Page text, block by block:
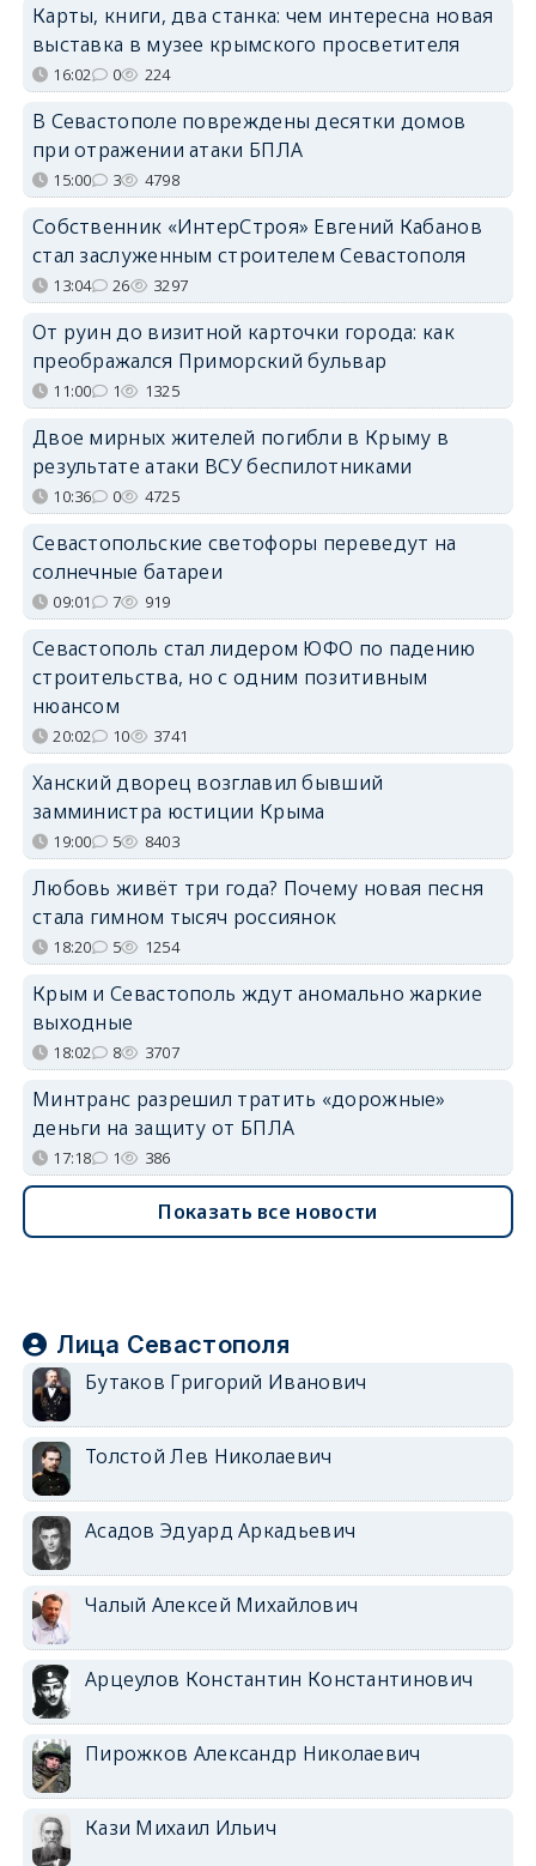
Карты, книги, два станка: чем интересна новая
выставка в музее крымского просветителя
16:02 0 224
В Севастополе повреждены десятки домов
при отражении атаки БПЛА
15:00 3 4798
Собственник «ИнтерСтроя» Евгений Кабанов
стал заслуженным строителем Севастополя
13:04 26 3297
От руин до визитной карточки города: как
преображался Приморский бульвар
11:00 1 1325
Двое мирных жителей погибли в Крыму в
результате атаки ВСУ беспилотниками
10:36 0 4725
Севастопольские светофоры переведут на
солнечные батареи
09:01 7 919
Севастополь стал лидером ЮФО по падению
строительства, но с одним позитивным
нюансом
20:02 10 3741
Ханский дворец возглавил бывший
замминистра юстиции Крыма
19:00 5 8403
Любовь живёт три года? Почему новая песня
стала гимном тысяч россиянок
18:20 5 1254
Крым и Севастополь ждут аномально жаркие
выходные
18:02 8 3707
Минтранс разрешил тратить «дорожные»
деньги на защиту от БПЛА
17:18 1 386
Показать все новости
Лица Севастополя
Бутаков Григорий Иванович
Толстой Лев Николаевич
Асадов Эдуард Аркадьевич
Чалый Алексей Михайлович
Арцеулов Константин Константинович
Пирожков Александр Николаевич
Кази Михаил Ильич